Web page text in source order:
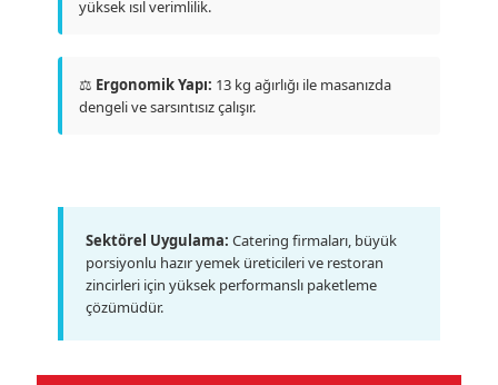
yüksek ısıl verimlilik.
⚖️ Ergonomik Yapı: 13 kg ağırlığı ile masanızda
dengeli ve sarsıntısız çalışır.
Sektörel Uygulama: Catering firmaları, büyük
porsiyonlu hazır yemek üreticileri ve restoran
zincirleri için yüksek performanslı paketleme
çözümüdür.